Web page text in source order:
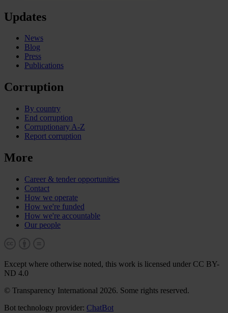
Updates
News
Blog
Press
Publications
Corruption
By country
End corruption
Corruptionary A-Z
Report corruption
More
Career & tender opportunities
Contact
How we operate
How we're funded
How we're accountable
Our people
Except where otherwise noted, this work is licensed under CC BY-
ND 4.0
© Transparency International 2026. Some rights reserved.
Bot technology provider: ChatBot